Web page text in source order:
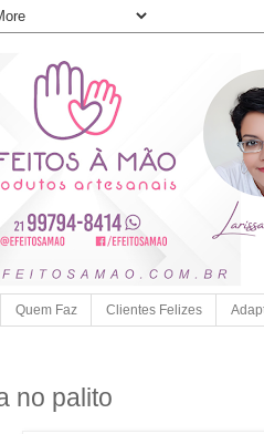
Quem Faz Clientes Felizes
no palito